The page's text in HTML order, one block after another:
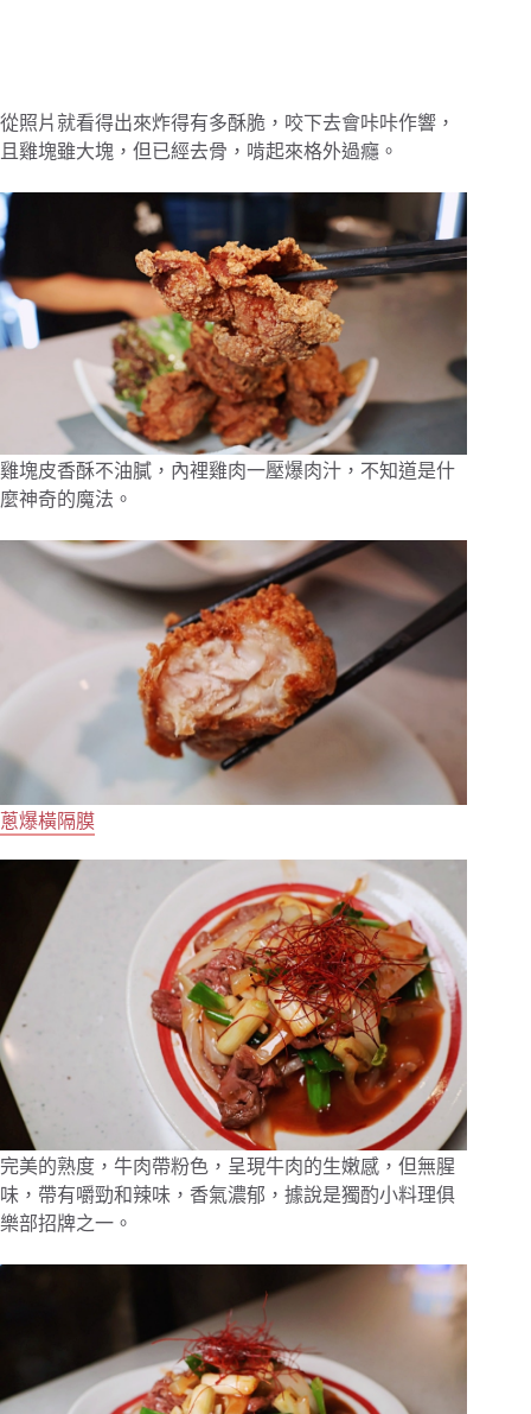
從照片就看得出來炸得有多酥脆，咬下去會咔咔作響，
且雞塊雖大塊，但已經去骨，啃起來格外過癮。
雞塊皮香酥不油膩，內裡雞肉一壓爆肉汁，不知道是什
麼神奇的魔法。
蔥爆橫隔膜
完美的熟度，牛肉帶粉色，呈現牛肉的生嫩感，但無腥
味，帶有嚼勁和辣味，香氣濃郁，據說是獨酌小料理俱
樂部招牌之一。